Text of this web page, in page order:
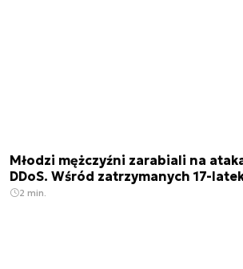
Młodzi mężczyźni zarabiali na
DDoS. Wśród zatrzymanych 17-
2 min.